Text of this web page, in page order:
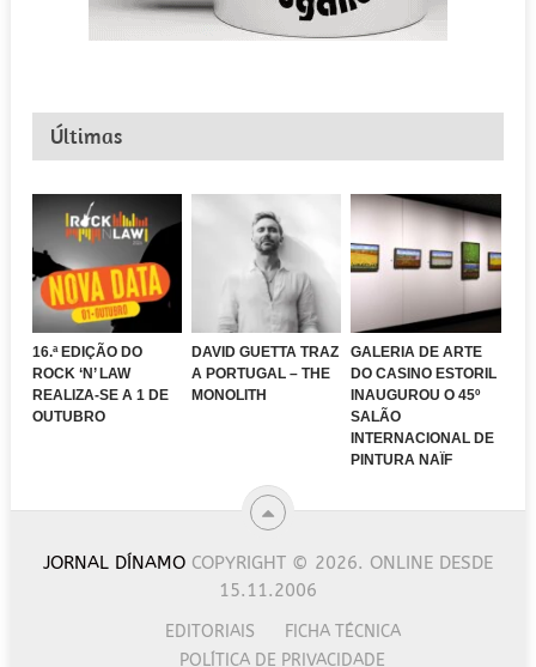
Últimas
16.ª EDIÇÃO DO
ROCK ‘N’ LAW
REALIZA-SE A 1 DE
OUTUBRO
DAVID GUETTA TRAZ
A PORTUGAL – THE
MONOLITH
GALERIA DE ARTE
DO CASINO ESTORIL
INAUGUROU O 45º
SALÃO
INTERNACIONAL DE
PINTURA NAÏF
JORNAL DÍNAMOCOPYRIGHT © 2026. ONLINE DESDE
15.11.2006
EDITORIAIS
FICHA TÉCNICA
POLÍTICA DE PRIVACIDADE